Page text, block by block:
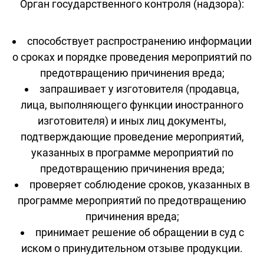
Орган государственного контроля (надзора):
способствует распространению информации
о сроках и порядке проведения мероприятий по
предотвращению причинения вреда;
запрашивает у изготовителя (продавца,
лица, выполняющего функции иностранного
изготовителя) и иных лиц документы,
подтверждающие проведение мероприятий,
указанных в программе мероприятий по
предотвращению причинения вреда;
проверяет соблюдение сроков, указанных в
программе мероприятий по предотвращению
причинения вреда;
принимает решение об обращении в суд с
иском о принудительном отзыве продукции.